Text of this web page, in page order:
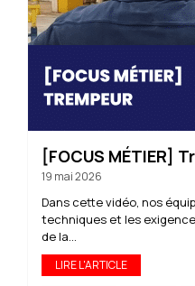
[FOCUS MÉTIER]
19 mai 2026
Dans cette vidéo, nos
techniques et les
de la...
LIRE L'ARTICLE